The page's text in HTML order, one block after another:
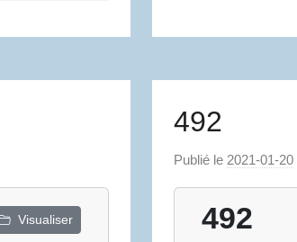
Visualiser
492
Publié le 2021-01-20
492